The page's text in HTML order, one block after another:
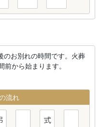
のお別れの時間です。火葬
前から始まります。
流れ